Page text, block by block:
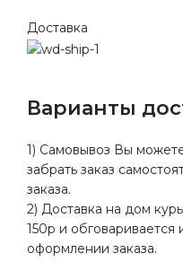
Доставка
Варианты
1) Самовывоз Вы
забрать заказ
заказа.
2) Доставка на дом
150р и
оформлении заказа.